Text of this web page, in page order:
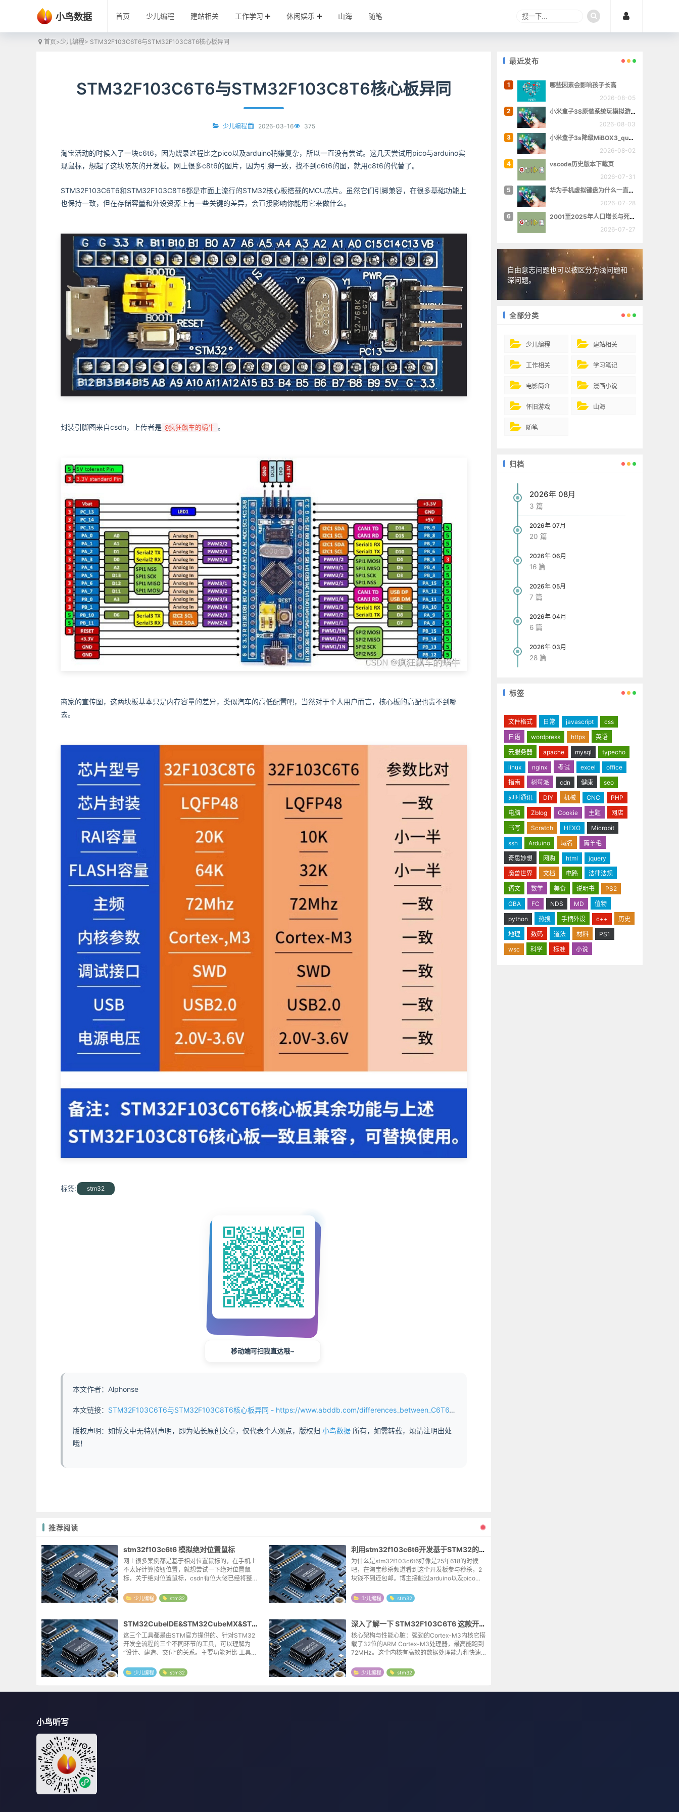
小鸟数据 首页 少儿编程 建站相关 工作学习 休闲娱乐 山海 随笔
首页>少儿编程> STM32F103C6T6与STM32F103C8T6核心板异同
STM32F103C6T6与STM32F103C8T6核心板异同
少儿编程 2026-03-16 375
淘宝活动的时候入了一块c6t6，因为烧录过程比之pico以及arduino稍嫌复杂，所以一直没有尝试。这几天尝试用pico与arduino实
现鼠标，想起了这块吃灰的开发板。网上很多c8t6的图片，因为引脚一致，找不到c6t6的图，就用c8t6的代替了。
STM32F103C6T6和STM32F103C8T6都是市面上流行的STM32核心板搭载的MCU芯片。虽然它们引脚兼容，在很多基础功能上
也保持一致，但在存储容量和外设资源上有一些关键的差异，会直接影响你能用它来做什么。
封装引脚图来自csdn，上传者是 @疯狂飙车的蜗牛 。
商家的宣传图，这两块板基本只是内存容量的差异，类似汽车的高低配置吧，当然对于个人用户而言，核心板的高配也贵不到哪
去。
标签: stm32
移动端可扫我直达哦~
本文作者：Alphonse
本文链接： STM32F103C6T6与STM32F103C8T6核心板异同 - https://www.abddb.com/differences_between_C6T6_and_C8T6_core_boards.html
版权声明：如博文中无特别声明，即为站长原创文章，仅代表个人观点，版权归 小鸟数据 所有，如需转载，烦请注明出处
哦！
推荐阅读
stm32f103c6t6 模拟绝对位置鼠标
网上很多案例都是基于相对位置鼠标的，在手机上
不太好计算按钮位置，就想尝试一下绝对位置鼠
标，关于绝对位置鼠标，csdn有位大佬已经将整理
t/pengranxindong/...
少儿编程 stm32
利用stm32f103c6t6开发基于STM32的HID鼠标或键盘
为什么是stm32f103c6t6好像是25年618的时候
吧，在淘宝秒杀频道看到这个开发板参与秒杀，2
块钱不到还包邮。博主接触过arduino以及pico，
一下，结果一放就是9个月。前几...
少儿编程 stm32
STM32CubeIDE&STM32CubeMX&STM32CubeProg的区别
这三个工具都是由STM官方提供的、针对STM32
开发全流程的三个不同环节的工具，可以理解为
“设计、建造、交付”的关系。主要功能对比 工具
STM32CubeMX 图形化配置...
少儿编程 stm32
深入了解一下 STM32F103C6T6 这款开发板
核心架构与性能心脏：强劲的Cortex-M3内核它搭
载了32位的ARM Cortex-M3处理器，最高能跑到
72MHz。这个内核有高效的数据处理能力和快速
时响应的任务来说，非常合适。存储空...
少儿编程 stm32
最近发布
1
哪些因素会影响孩子长高
2026-08-05
2
小米盒子3S原装系统玩模拟游戏
2026-08-03
3
小米盒子3s降级MiBOX3_queenchristina_r145
2026-08-02
4
vscode历史版本下载页
2026-07-31
5
华为手机虚拟键盘为什么一直跳出来
2026-07-28
6
2001至2025年人口增长与死亡数量概览
2026-07-27
自由意志问题也可以被区分为浅问题和
深问题。
全部分类
少儿编程 建站相关
工作相关 学习笔记
电影简介 漫画小说
怀旧游戏 山海
随笔
归档
2026年 08月
3 篇
2026年 07月
20 篇
2026年 06月
16 篇
2026年 05月
7 篇
2026年 04月
6 篇
2026年 03月
28 篇
标签
文件格式 日常 javascript
css
日语
wordpress https
英语
云服务器
apache mysql
typecho
linux
nginx 考试 excel
office
指南
树莓派 cdn 健康
seo
即时通讯
DIY 机械 CNC
PHP
电脑
Zblog Cookie 主题
网店
书写
Scratch HEXO
Microbit
ssh
Arduino 域名
薅羊毛
奇思妙想
网购 html
jquery
魔兽世界
文档 电路
法律法规
语文
数学 美食 说明书
PS2
GBA
FC NDS MD
值物
python
热搜 手柄外设 c++
历史
地理
数码 道法 材料
PS1
wsc
科学 标准 小说
小鸟听写